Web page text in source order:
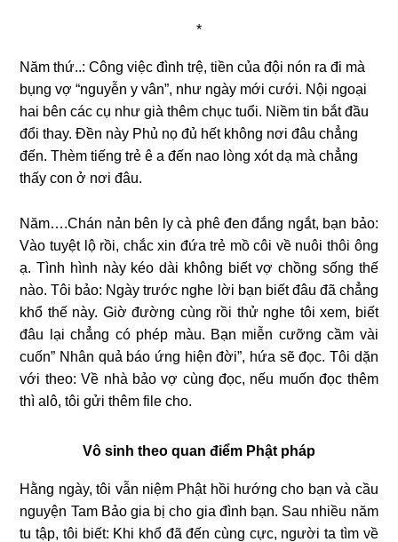
*
Năm thứ..: Công việc đình trệ, tiền của đội nón ra đi mà
bụng vợ “nguyễn y vân”, như ngày mới cưới. Nội ngoại
hai bên các cụ như già thêm chục tuổi. Niềm tin bắt đầu
đổi thay. Đền này Phủ nọ đủ hết không nơi đâu chẳng
đến. Thèm tiếng trẻ ê a đến nao lòng xót dạ mà chẳng
thấy con ở nơi đâu.
Năm….Chán nản bên ly cà phê đen đắng ngắt, bạn bảo:
Vào tuyệt lộ rồi, chắc xin đứa trẻ mồ côi về nuôi thôi ông
ạ. Tình hình này kéo dài không biết vợ chồng sống thế
nào. Tôi bảo: Ngày trước nghe lời bạn biết đâu đã chẳng
khổ thế này. Giờ đường cùng rồi thử nghe tôi xem, biết
đâu lại chẳng có phép màu. Bạn miễn cưỡng cầm vài
cuốn” Nhân quả báo ứng hiện đời”, hứa sẽ đọc. Tôi dặn
với theo: Về nhà bảo vợ cùng đọc, nếu muốn đọc thêm
thì alô, tôi gửi thêm file cho.
Vô sinh theo quan điểm Phật pháp
Hằng ngày, tôi vẫn niệm Phật hồi hướng cho bạn và cầu
nguyện Tam Bảo gia bị cho gia đình bạn. Sau nhiều năm
tu tập, tôi biết: Khi khổ đã đến cùng cực, người ta tìm về